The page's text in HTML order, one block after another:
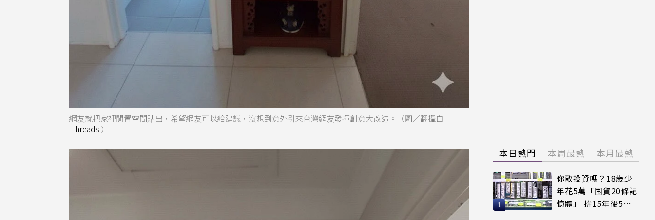
網友就把家裡閒置空間貼出，希望網友可以給建議，沒想到意外引來台灣網友發揮創意大改造。（圖／翻攝自
Threads ）
本日熱門 本周最熱 本月最熱
你敢投資嗎？18歲少
年花5萬「囤貨20條記
憶體」 拚15年後5倍